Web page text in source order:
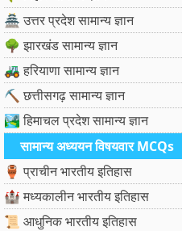
🏯 उत्तर प्रदेश सामान्य ज्ञान
🌳 झारखंड सामान्य ज्ञान
🚜 हरियाणा सामान्य ज्ञान
⛏️ छत्तीसगढ़ सामान्य ज्ञान
🏞️ हिमाचल प्रदेश सामान्य ज्ञान
सामान्य अध्ययन विषयवार MCQs
🏺 प्राचीन भारतीय इतिहास
🏰 मध्यकालीन भारतीय इतिहास
📜 आधुनिक भारतीय इतिहास